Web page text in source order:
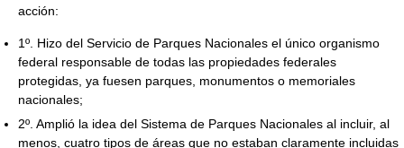
acción:
1º. Hizo del Servicio de Parques Nacionales el único organismo
federal responsable de todas las propiedades federales
protegidas, ya fuesen parques, monumentos o memoriales
nacionales;
2º. Amplió la idea del Sistema de Parques Nacionales al incluir, al
menos, cuatro tipos de áreas que no estaban claramente incluidas